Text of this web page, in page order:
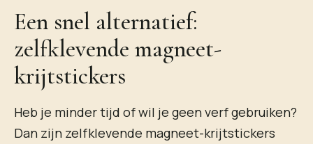
Een snel alternatief:
zelfklevende magneet-
krijtstickers
Heb je minder tijd of wil je geen verf gebruiken?
Dan zijn zelfklevende magneet-krijtstickers